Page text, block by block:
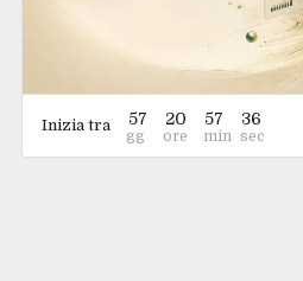
Inizia tra 57 20 57 35